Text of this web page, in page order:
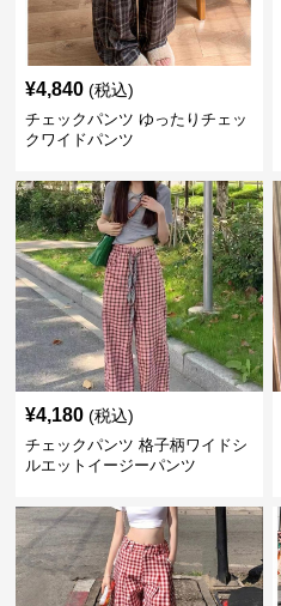
¥4,840 (税込)
チェックパンツ ゆったりチェッ
クワイドパンツ
¥4,180 (税込)
チェックパンツ 格子柄ワイドシ
ルエットイージーパンツ